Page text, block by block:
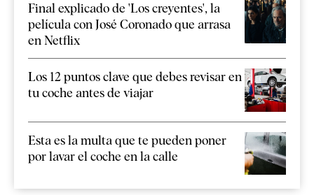
Final explicado de 'Los creyentes', la
película con José Coronado que arrasa
en Netflix
Los 12 puntos clave que debes revisar en
tu coche antes de viajar
Esta es la multa que te pueden poner
por lavar el coche en la calle